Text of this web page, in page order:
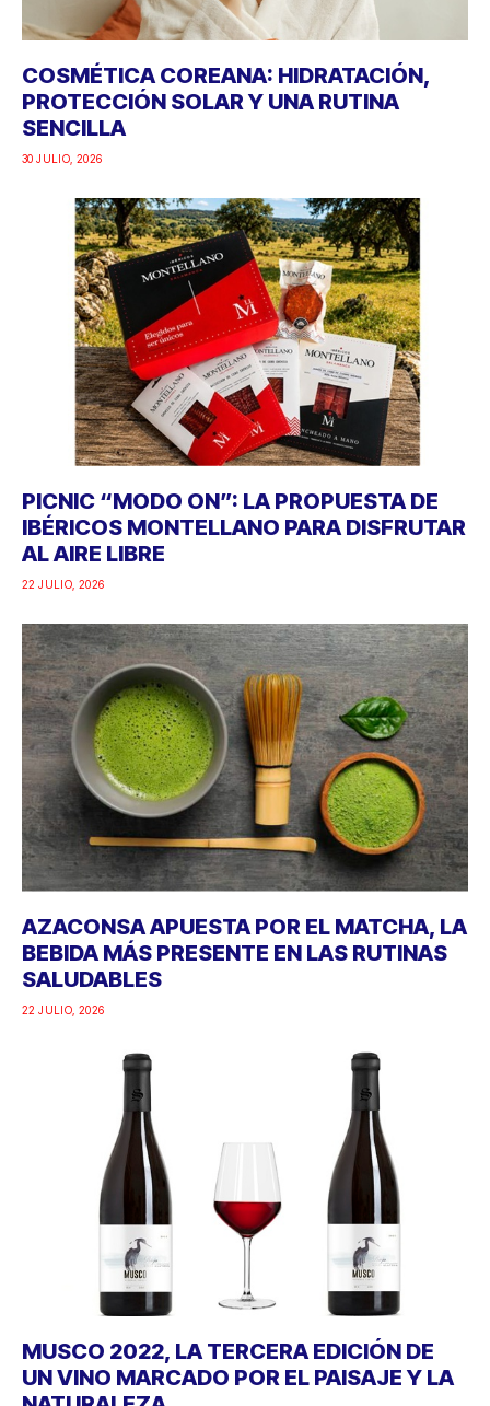
COSMÉTICA COREANA: HIDRATACIÓN,
PROTECCIÓN SOLAR Y UNA RUTINA
SENCILLA
30 JULIO, 2026
PICNIC “MODO ON”: LA PROPUESTA DE
IBÉRICOS MONTELLANO PARA DISFRUTAR
AL AIRE LIBRE
22 JULIO, 2026
AZACONSA APUESTA POR EL MATCHA, LA
BEBIDA MÁS PRESENTE EN LAS RUTINAS
SALUDABLES
22 JULIO, 2026
MUSCO 2022, LA TERCERA EDICIÓN DE
UN VINO MARCADO POR EL PAISAJE Y LA